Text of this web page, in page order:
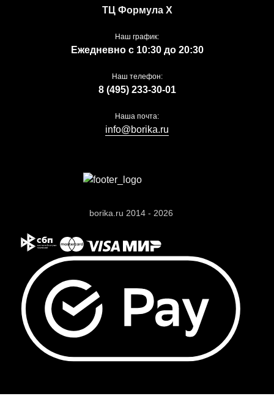
borika.ru 2014 - 2026
ТЦ Формула Х
Наш график:
Ежедневно с 10:30 до 20:30
Наш телефон:
8 (495) 233-30-01
Наша почта:
info@borika.ru